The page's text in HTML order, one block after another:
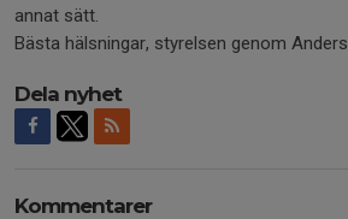
annat sätt.
Bästa hälsningar, styrelsen genom Anders
Dela nyhet
Kommentarer